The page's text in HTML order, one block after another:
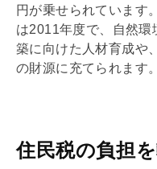
円が乗せられています
は2011年度で、自然
築に向けた人材育成や
の財源に充てられます。
住民税の負担